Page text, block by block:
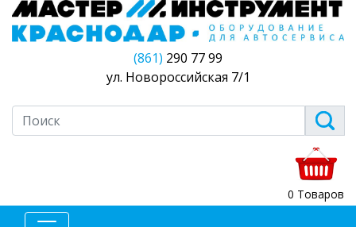
(861) 290 77 99
ул. Новороссийская 7/1
0 Товаров